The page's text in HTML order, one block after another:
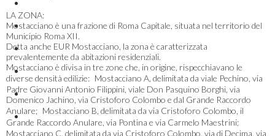
LA ZONA:
Mostacciano è una frazione di Roma Capitale, situata nel territorio del
Municipio Roma XII.
Detta anche EUR Mostacciano, la zona è caratterizzata
prevalentemente da abitazioni residenziali.
Mostacciano è divisa in tre zone che, in origine, rispecchiavano le
diverse densità edilizie: Mostacciano A, delimitata da viale Pechino, via
Padre Giovanni Antonio Filippini, viale Don Pasquino Borghi, via
Domenico Jachino, via Cristoforo Colombo e dal Grande Raccordo
Anulare; Mostacciano B, delimitata da via Cristoforo Colombo, il
Grande Raccordo Anulare, via Pontina e via Carmelo Maestrini;
Mostacciano C, delimitata da via Cristoforo Colombo, via di Decima, via